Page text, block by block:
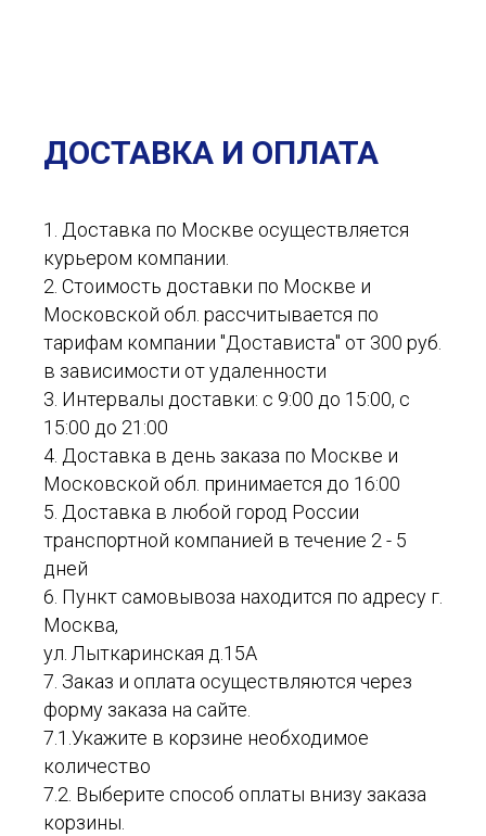
ДОСТАВКА И ОПЛАТА
1. Доставка по Москве осуществляется
курьером компании.
2. Стоимость доставки по Москве и
Московской обл. рассчитывается по
тарифам компании "Достависта" от 300 руб.
в зависимости от удаленности
3. Интервалы доставки: с 9:00 до 15:00, с
15:00 до 21:00
4. Доставка в день заказа по Москве и
Московской обл. принимается до 16:00
5. Доставка в любой город России
транспортной компанией в течение 2 - 5
дней
6. Пункт самовывоза находится по адресу г.
Москва,
ул. Лыткаринская д.15А
7. Заказ и оплата осуществляются через
форму заказа на сайте.
7.1.Укажите в корзине необходимое
количество
7.2. Выберите способ оплаты внизу заказа
корзины.